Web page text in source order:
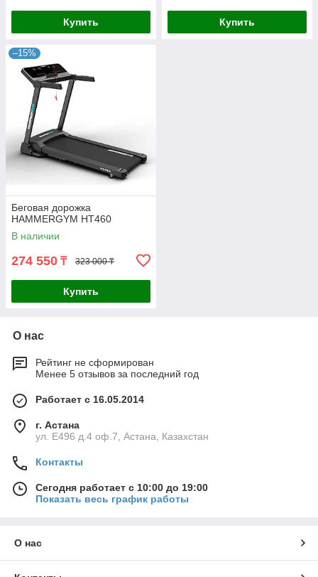
Купить Купить
–15%
Беговая дорожка
HAMMERGYM HT460
В наличии
274 550 ₸ 323 000 ₸
Купить
О нас
Рейтинг не сформирован
Менее 5 отзывов за последний год
Работает с 16.05.2014
г. Астана
ул. Е496 д.4 оф.7, Астана, Казахстан
Контакты
Сегодня работает с 10:00 до 19:00
Показать весь график работы
О нас